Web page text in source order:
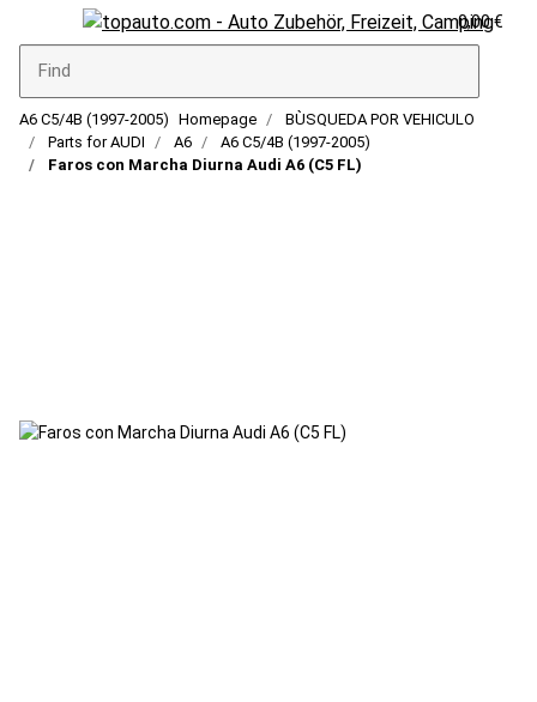
0,00 €
A6 C5/4B (1997-2005) Homepage
BÙSQUEDA POR VEHICULO
Parts for AUDI
A6
A6 C5/4B (1997-2005)
Faros con Marcha Diurna Audi A6 (C5 FL)